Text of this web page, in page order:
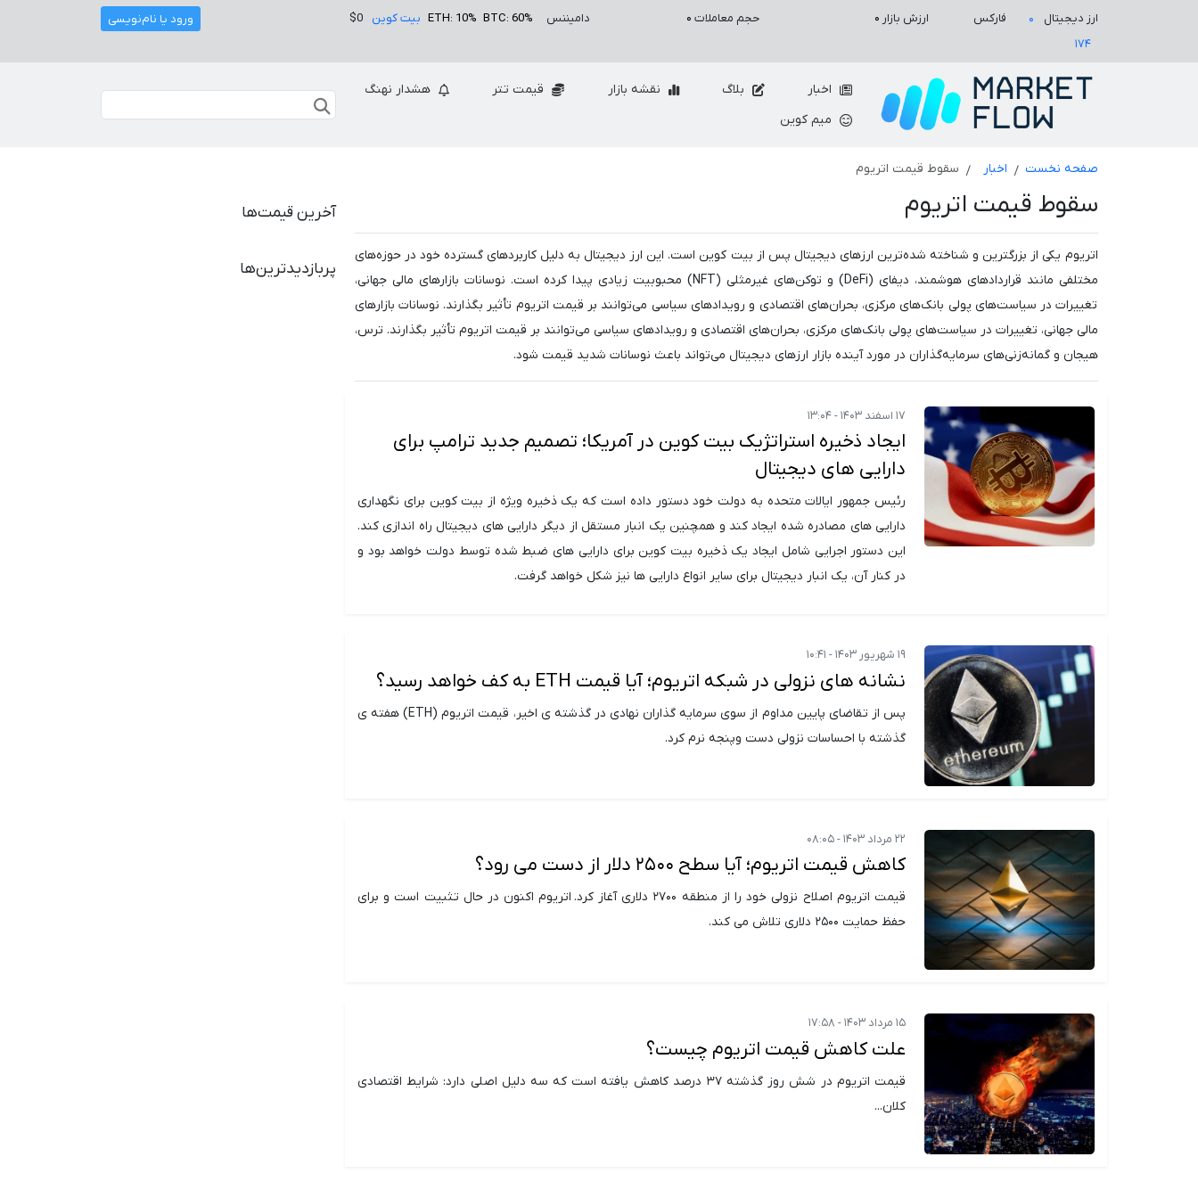
ارز دیجیتال ۰
فارکس
۱۷۴
ارزش بازار ۰ حجم معاملات ۰ دامیننس BTC: 60%
ETH: 10% بیت کوین $0 ورود یا نام‌نویسی
اخبار بلاگ نقشه بازار قیمت تتر
هشدار نهنگ
میم کوین
صفحه نخست اخبار سقوط قیمت اتریوم
سقوط قیمت اتریوم
اتریوم یکی از بزرگترین و شناخته شده‌ترین ارزهای دیجیتال پس از بیت کوین است. این ارز دیجیتال به دلیل کاربردهای گسترده خود در حوزه‌های
مختلفی مانند قراردادهای هوشمند، دیفای (DeFi) و توکن‌های غیرمثلی (NFT) محبوبیت زیادی پیدا کرده است. نوسانات بازارهای مالی جهانی،
تغییرات در سیاست‌های پولی بانک‌های مرکزی، بحران‌های اقتصادی و رویدادهای سیاسی می‌توانند بر قیمت اتریوم تأثیر بگذارند. نوسانات بازارهای
مالی جهانی، تغییرات در سیاست‌های پولی بانک‌های مرکزی، بحران‌های اقتصادی و رویدادهای سیاسی می‌توانند بر قیمت اتریوم تأثیر بگذارند. ترس،
هیجان و گمانه‌زنی‌های سرمایه‌گذاران در مورد آینده بازار ارزهای دیجیتال می‌تواند باعث نوسانات شدید قیمت شود.
۱۷ اسفند ۱۴۰۳ - ۱۳:۰۴
ایجاد ذخیره استراتژیک بیت کوین در آمریکا؛ تصمیم جدید ترامپ برای
دارایی های دیجیتال
رئیس جمهور ایالات متحده به دولت خود دستور داده است که یک ذخیره ویژه از بیت کوین برای نگهداری
دارایی های مصادره شده ایجاد کند و همچنین یک انبار مستقل از دیگر دارایی های دیجیتال راه اندازی کند.
این دستور اجرایی شامل ایجاد یک ذخیره بیت کوین برای دارایی های ضبط شده توسط دولت خواهد بود و
در کنار آن، یک انبار دیجیتال برای سایر انواع دارایی ها نیز شکل خواهد گرفت.
۱۹ شهریور ۱۴۰۳ - ۱۰:۴۱
نشانه های نزولی در شبکه اتریوم؛ آیا قیمت ETH به کف خواهد رسید؟
پس از تقاضای پایین مداوم از سوی سرمایه گذاران نهادی در گذشته ی اخیر، قیمت اتریوم (ETH) هفته ی
گذشته با احساسات نزولی دست وپنجه نرم کرد.
۲۲ مرداد ۱۴۰۳ - ۰۸:۰۵
کاهش قیمت اتریوم؛ آیا سطح ۲۵۰۰ دلار از دست می رود؟
قیمت اتریوم اصلاح نزولی خود را از منطقه ۲۷۰۰ دلاری آغاز کرد. اتریوم اکنون در حال تثبیت است و برای
حفظ حمایت ۲۵۰۰ دلاری تلاش می کند.
۱۵ مرداد ۱۴۰۳ - ۱۷:۵۸
علت کاهش قیمت اتریوم چیست؟
قیمت اتریوم در شش روز گذشته ۳۷ درصد کاهش یافته است که سه دلیل اصلی دارد: شرایط اقتصادی
کلان...
آخرین قیمت‌ها
پربازدیدترین‌ها